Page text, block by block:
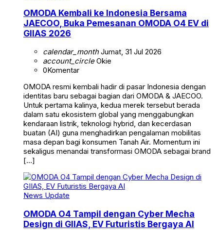
OMODA Kembali ke Indonesia Bersama
JAECOO, Buka Pemesanan OMODA O4 EV di
GIIAS 2026
calendar_monthJumat, 31 Jul 2026
account_circleOkie
0Komentar
OMODA resmi kembali hadir di pasar Indonesia dengan
identitas baru sebagai bagian dari OMODA & JAECOO.
Untuk pertama kalinya, kedua merek tersebut berada
dalam satu ekosistem global yang menggabungkan
kendaraan listrik, teknologi hybrid, dan kecerdasan
buatan (AI) guna menghadirkan pengalaman mobilitas
masa depan bagi konsumen Tanah Air. Momentum ini
sekaligus menandai transformasi OMODA sebagai brand
[…]
News Update
OMODA O4 Tampil dengan Cyber Mecha
Design di GIIAS, EV Futuristis Bergaya AI